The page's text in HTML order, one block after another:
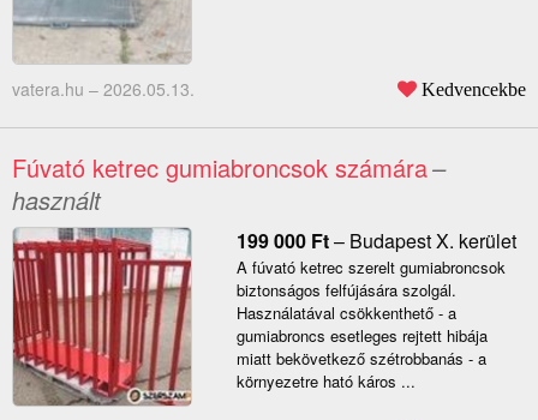
vatera.hu – 2026.05.13. Kedvencekbe
Fúvató ketrec gumiabroncsok számára–
használt
199 000 Ft– Budapest X. kerület
A fúvató ketrec szerelt gumiabroncsok
biztonságos felfújására szolgál.
Használatával csökkenthető - a
gumiabroncs esetleges rejtett hibája
miatt bekövetkező szétrobbanás - a
környezetre ható káros ...